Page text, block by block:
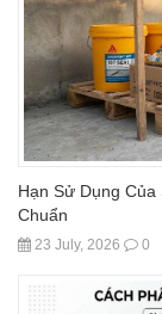
Hạn Sử Dụng
Chuẩn
23 July, 2026 0